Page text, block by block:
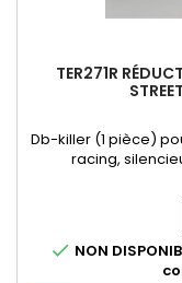
TER271R
Db-killer (1 pièce)
racing,
 NON